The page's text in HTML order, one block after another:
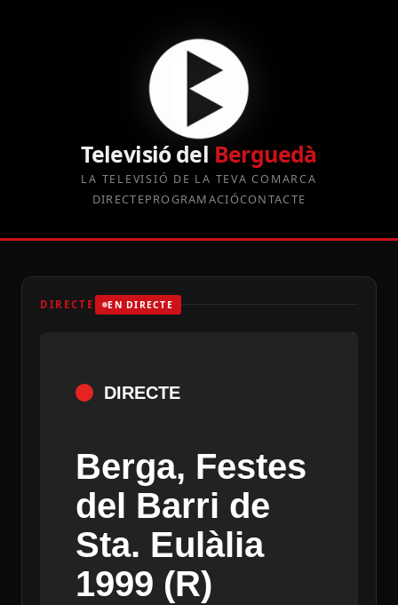
Televisió del Berguedà
LA TELEVISIÓ DE LA TEVA COMARCA
DIRECTEPROGRAMACIÓCONTACTE
DIRECTE EN DIRECTE
DIRECTE
Berga, Festes
del Barri de
Sta. Eulàlia
1999 (R)